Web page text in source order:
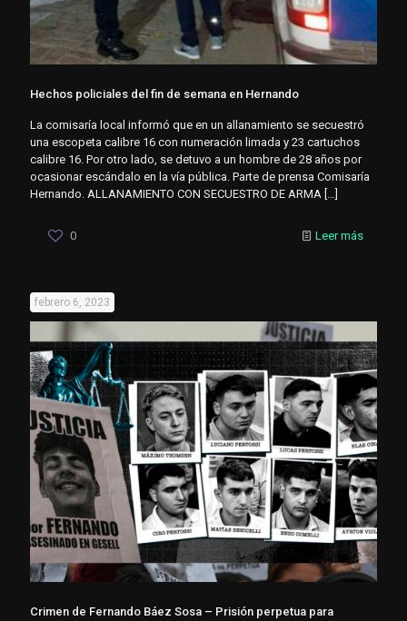
Hechos policiales del fin de semana en Hernando
La comisaría local informó que en un allanamiento se secuestró
una escopeta calibre 16 con numeración limada y 23 cartuchos
calibre 16. Por otro lado, se detuvo a un hombre de 28 años por
ocasionar escándalo en la vía pública. Parte de prensa Comisaría
Hernando. ALLANAMIENTO CON SECUESTRO DE ARMA
0 Leer más
febrero 6, 2023
Crimen de Fernando Báez Sosa – Prisión perpetua para